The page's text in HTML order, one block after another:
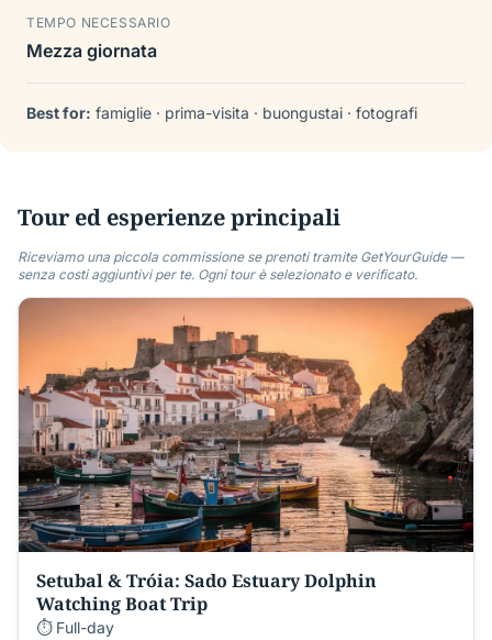
TEMPO NECESSARIO
Mezza giornata
Best for: famiglie · prima-visita · buongustai · fotografi
Tour ed esperienze principali
Riceviamo una piccola commissione se prenoti tramite GetYourGuide —
senza costi aggiuntivi per te. Ogni tour è selezionato e verificato.
Setubal & Tróia: Sado Estuary Dolphin
Watching Boat Trip
⏱ Full-day